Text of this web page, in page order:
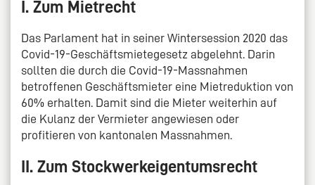
I. Zum Mietrecht
Das Parlament hat in seiner Wintersession 2020 das
Covid-19-Geschäftsmietegesetz abgelehnt. Darin
sollten die durch die Covid-19-Massnahmen
betroffenen Geschäftsmieter eine Mietreduktion von
60% erhalten. Damit sind die Mieter weiterhin auf
die Kulanz der Vermieter angewiesen oder
profitieren von kantonalen Massnahmen.
II. Zum Stockwerkeigentumsrecht